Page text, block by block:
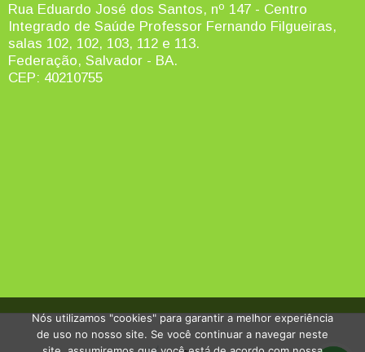
Rua Eduardo José dos Santos, nº 147 - Centro
Integrado de Saúde Professor Fernando Filgueiras,
salas 102, 102, 103, 112 e 113.
Federação, Salvador - BA.
CEP: 40210755
Nós utilizamos "cookies" para garantir a melhor experiência
de uso no nosso site. Se você continuar a navegar neste